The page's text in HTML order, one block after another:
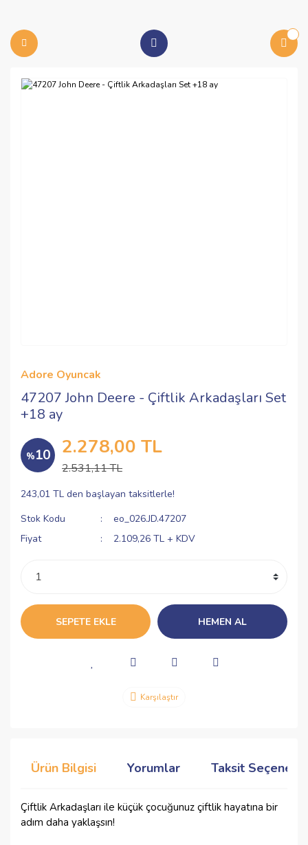
Adore Oyuncak
47207 John Deere - Çiftlik Arkadaşları Set
+18 ay
%10 2.278,00 TL
2.531,11 TL
243,01 TL den başlayan taksitlerle!
Stok Kodu
eo_026.JD.47207
Fiyat
2.109,26 TL + KDV
SEPETE EKLE HEMEN AL
Karşılaştır
Ürün Bilgisi Yorumlar Taksit
Çiftlik Arkadaşları ile küçük çocuğunuz çiftlik hayatına bir
adım daha yaklaşsın!